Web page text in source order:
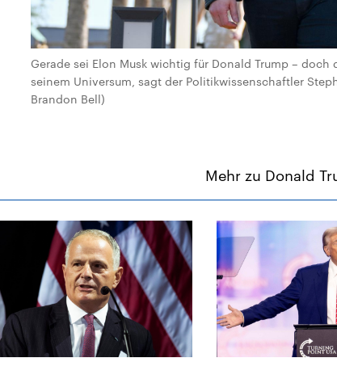
Gerade sei Elon Musk wichtig für Donald Trump –
seinem Universum, sagt der Politikwissenschaftler
Brandon Bell)
Mehr zu Donald